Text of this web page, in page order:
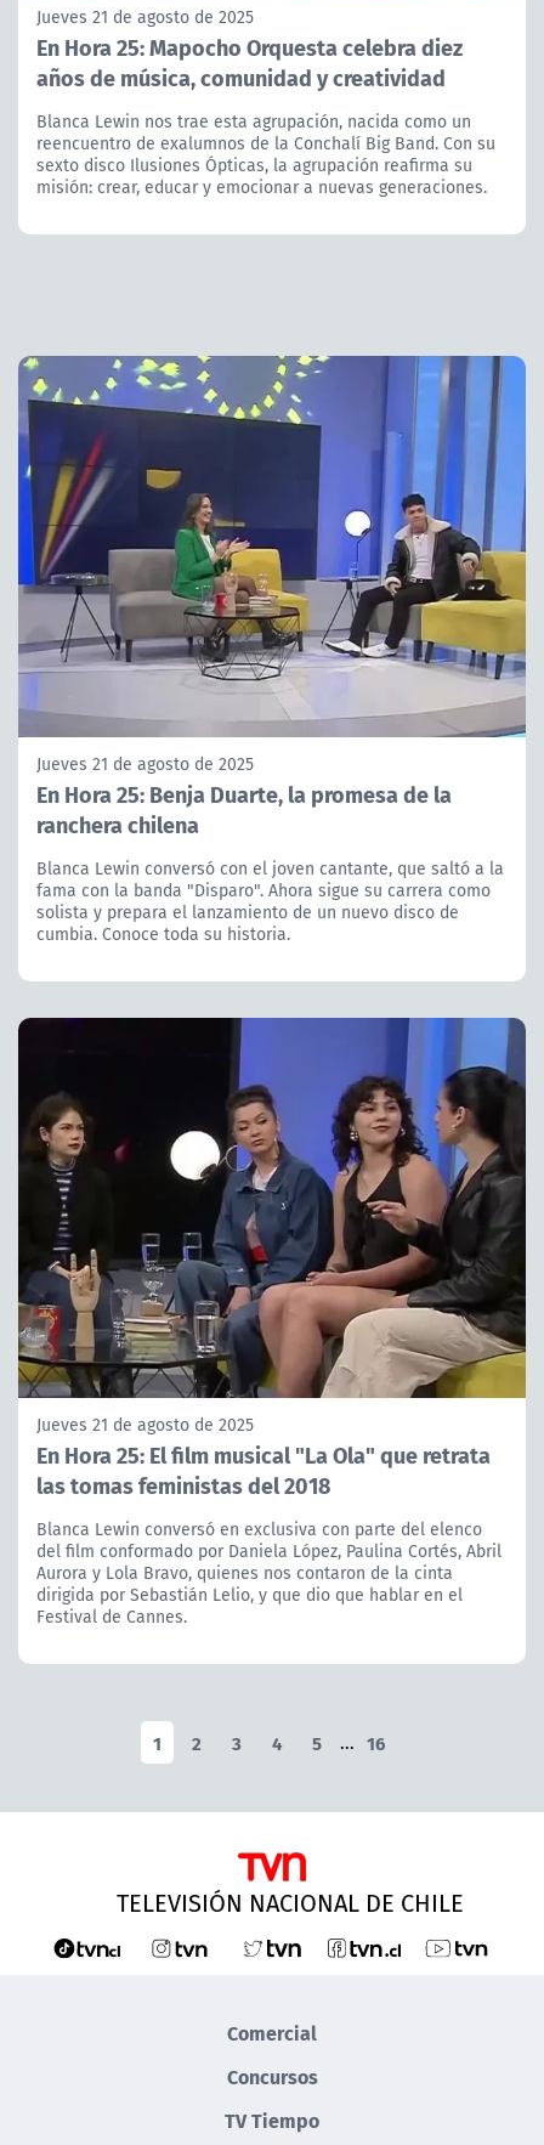
Jueves 21 de agosto de 2025
En Hora 25: Mapocho Orquesta celebra diez
años de música, comunidad y creatividad
Blanca Lewin nos trae esta agrupación, nacida como un
reencuentro de exalumnos de la Conchalí Big Band. Con su
sexto disco Ilusiones Ópticas, la agrupación reafirma su
misión: crear, educar y emocionar a nuevas generaciones.
Jueves 21 de agosto de 2025
En Hora 25: Benja Duarte, la promesa de la
ranchera chilena
Blanca Lewin conversó con el joven cantante, que saltó a la
fama con la banda "Disparo". Ahora sigue su carrera como
solista y prepara el lanzamiento de un nuevo disco de
cumbia. Conoce toda su historia.
Jueves 21 de agosto de 2025
En Hora 25: El film musical "La Ola" que retrata
las tomas feministas del 2018
Blanca Lewin conversó en exclusiva con parte del elenco
del film conformado por Daniela López, Paulina Cortés, Abril
Aurora y Lola Bravo, quienes nos contaron de la cinta
dirigida por Sebastián Lelio, y que dio que hablar en el
Festival de Cannes.
1 2 3 4 5 ... 16
TELEVISIÓN NACIONAL DE CHILE
Comercial
Concursos
TV Tiempo